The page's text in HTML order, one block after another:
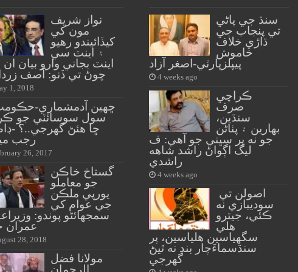
نواز شريف
مون کي
کيڏائيندو رهيو
۽ اينٽ سي
اينٽ بجاني وارو بيان
چوڻ تي ڏنو: آصف
1, 2018
ڇهين آدمشماري-
سول سوسائٽي جو
ڇا هئڻ گهرجي..؟ -
رجب
26, 2017
گستاخ خاڪن
جو معاملو
يورپي ملڪن
جي عوام کي
سمجهائڻو پوندو:
عمران
28, 2018
مولانا فضل
الرحمان
سنڌ جي پاڻي
تي پنجاب جي
ڌاڙي خلاف
خاموش
پيپلزپارٽي-اصغر آزاد
4 weeks ago
ڪراچي
صرف
سنڌين،
بهارين ۽ پٺاڻن
جو نه پر سڀني جو آهي: ف
ليگ اڳواڻ راشد شاهه
راشدي
4 weeks ago
سوديبازي نه
ڪئي، جيترو
هلي
سگهياسين هلياسين، پر
سنڌسماءَچار بند نه ٿيڻ
گهرجي